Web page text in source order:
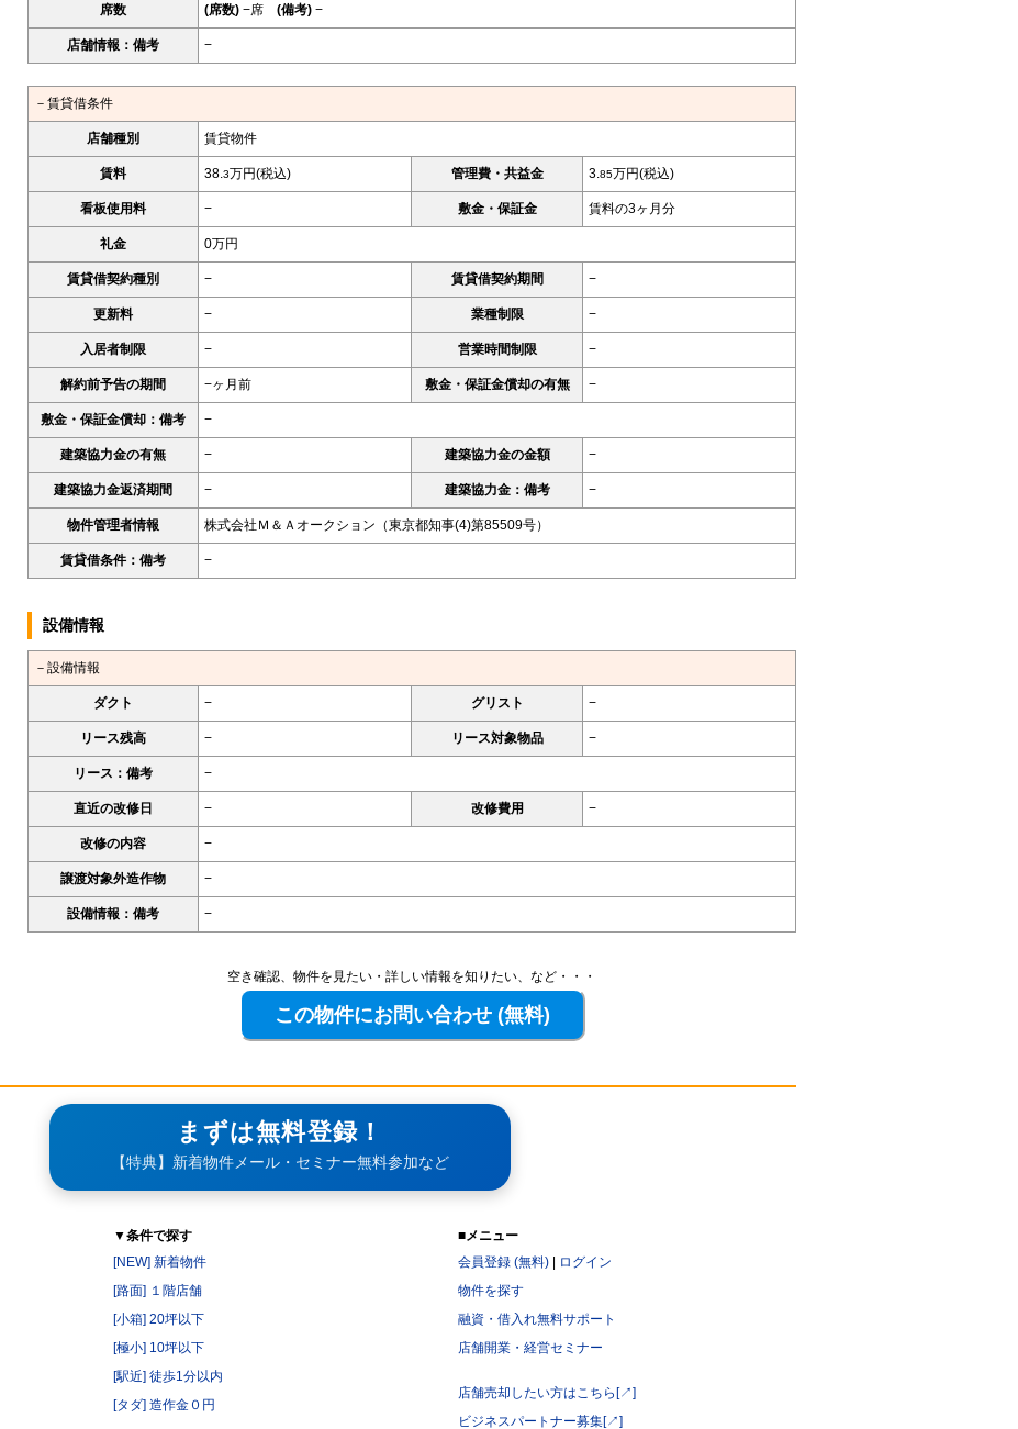
席数 (席数) −席 (備考) −
店舗情報：備考 −
－賃貸借条件
店舗種別 賃貸物件
賃料 38. 3万円(税込) 管理費・共益金 3. 85万円(税込)
看板使用料 − 敷金・保証金 賃料の3ヶ月分
礼金 0万円
賃貸借契約種別 − 賃貸借契約期間 −
更新料 − 業種制限 −
入居者制限 − 営業時間制限 −
解約前予告の期間 −ヶ月前 敷金・保証金償却の有無 −
敷金・保証金償却：備考 −
建築協力金の有無 − 建築協力金の金額 −
建築協力金返済期間 − 建築協力金：備考 −
物件管理者情報 株式会社Ｍ＆Ａオークション（東京都知事(4)第85509号）
賃貸借条件：備考 −
設備情報
－設備情報
ダクト − グリスト −
リース残高 − リース対象物品 −
リース：備考 −
直近の改修日 − 改修費用 −
改修の内容 −
譲渡対象外造作物 −
設備情報：備考 −
空き確認、物件を見たい・詳しい情報を知りたい、など・・・
まずは無料登録！
【特典】新着物件メール・セミナー無料参加など
▼条件で探す
[NEW] 新着物件
[路面] １階店舗
[小箱] 20坪以下
[極小] 10坪以下
[駅近] 徒歩1分以内
[タダ] 造作金０円
■メニュー
会員登録 (無料)| ログイン
物件を探す
融資・借入れ無料サポート
店舗開業・経営セミナー
店舗売却したい方はこちら[↗]
ビジネスパートナー募集[↗]